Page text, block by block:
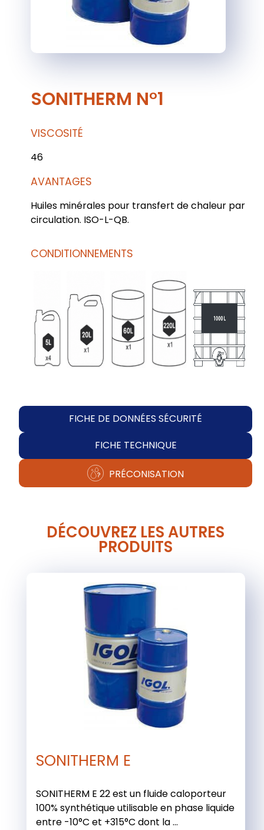
SONITHERM N°1
VISCOSITÉ
46
AVANTAGES
Huiles minérales pour transfert de chaleur par
circulation. ISO-L-QB.
CONDITIONNEMENTS
FICHE DE DONNÉES SÉCURITÉ
FICHE TECHNIQUE
PRÉCONISATION
DÉCOUVREZ LES AUTRES
PRODUITS
SONITHERM E
SONITHERM E 22 est un fluide caloporteur
100% synthétique utilisable en phase liquide
entre -10°C et +315°C dont la ...